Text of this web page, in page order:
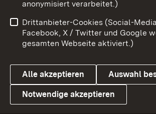
Link zum Landesportal
Barrierefreiheit
Datenschutz
Cookies
anonymisiert verarbeitet.)
Drittanbieter-Cookies (Social-
Facebook, X / Twitter und Google
gesamten Webseite aktiviert.)
Alle akzeptieren Auswahl
Notwendige akzeptieren